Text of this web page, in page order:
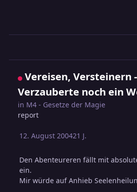
Vereisen, Versteinern
Verzauberte noch ein
in M4 - Gesetze der Magie
report
12. August 200421 J.
Den Abenteureren fällt mit
ein.
Mir würde auf Anhieb